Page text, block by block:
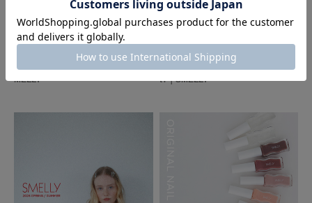
2026.06.23
SURGICAL STAINLESS STEEL｜S
MELLY
SMELLY
COLORFUL MOTIF - hair? bracele
t?｜SMELLY